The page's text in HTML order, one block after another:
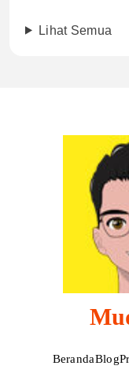
Lihat Semua
BerandaBlog